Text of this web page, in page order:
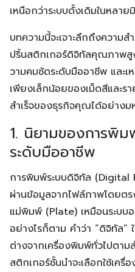
เหนือกว่าระบบดั้งเดิมในหลาย
บทความนี้จะเจาะลึกถึงความ
ปริ้นสติกเกอร์ดิจิทัลคุณภาพสู
วามคมชัดระดับมืออาชีพ และ
เพียงเล็กน้อยของเม็ดสีและร
สำเร็จของธุรกิจคุณได้อย่างม
1. นิยามของการพิ
ระดับมืออาชีพ
การพิมพ์ระบบดิจิทัล (Digital
ผ่านข้อมูลจากไฟล์ภาพโดยต
แม่พิมพ์ (Plate) เหมือนระบบ
อย่างไรก็ตาม คำว่า “ดิจิทัล”
ต่างจากเครื่องพิมพ์ทั่วไปตาม
สติกเกอร์ชั้นนำจะเลือกใช้เค